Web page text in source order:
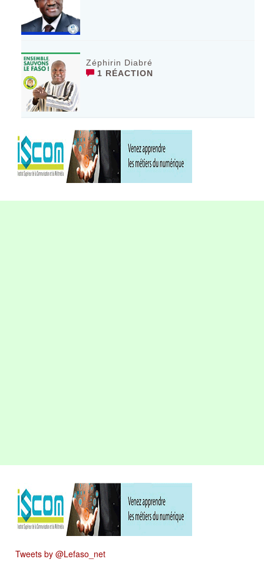
Zéphirin Diabré
1 RÉACTION
Tweets by @Lefaso_net